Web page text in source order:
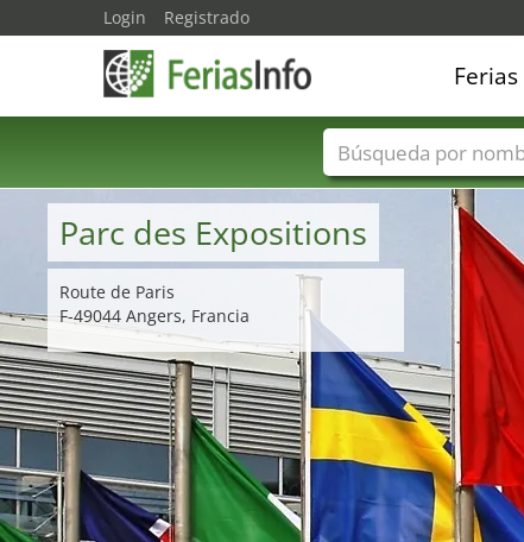
Parc des Expositions
Route de Paris
F-49044 Angers, Francia
Login Registrado
Ferias
Nombres de ferias